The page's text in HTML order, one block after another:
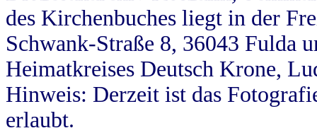
des Kirchenbuches liegt in der
Schwank-Straße 8, 36043 Fulda
Heimatkreises Deutsch Krone,
Hinweis: Derzeit ist das
erlaubt.